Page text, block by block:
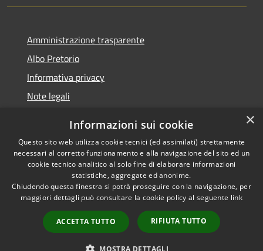
Amministrazione trasparente
Albo Pretorio
Informativa privacy
Note legali
Whisteblowing
RSS
Accessibilità
Copyright © 2026 • Comune di
Municipium•
Accesso
redazione
×
Informazioni sui cookie
Questo sito web utilizza cookie tecnici (ed assimilati) strettamente
necessari al corretto funzionamento e alla navigazione del sito ed un
cookie tecnico analitico al solo fine di elaborare informazioni
statistiche, aggregate ed anonime.
Chiudendo questa finestra si potrà proseguire con la navigazione, per
maggiori dettagli può consultare la cookie policy al seguente link
ACCETTA TUTTO RIFIUTA TUTTO
MOSTRA DETTAGLI